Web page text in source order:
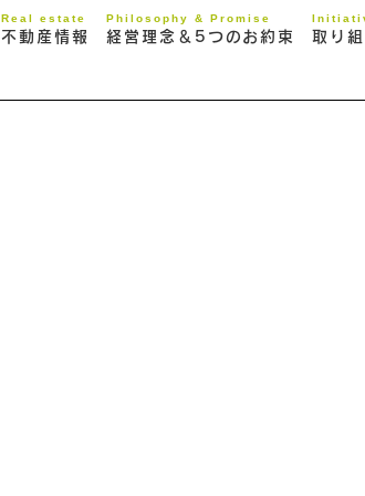
Real estate
不動産情報
Philosophy & Promise
経営理念＆5つのお約束 取り